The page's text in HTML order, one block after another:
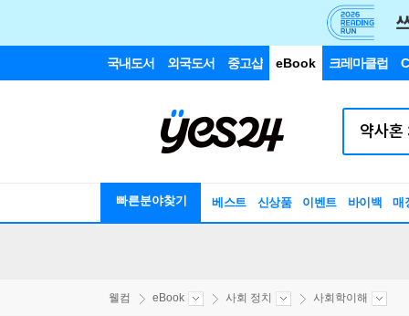
국내도서 외국도서 중고샵 eBook 크레마클럽
빠른분야찾기 베스트 신상품 이벤트 바이백 매
웰컴 eBook 사회 정치 사회학이해